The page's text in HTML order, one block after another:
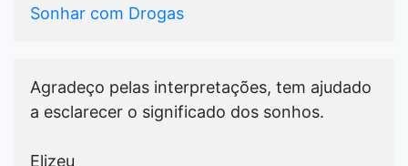
Sonhar com Drogas
Agradeço pelas interpretações, tem ajudado
a esclarecer o significado dos sonhos.
Elizeu